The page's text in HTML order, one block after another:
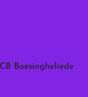
Boesingheliede